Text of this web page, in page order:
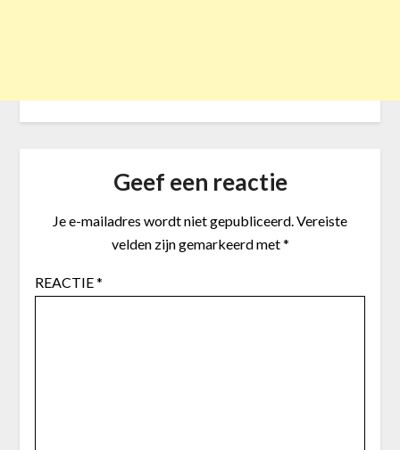
Geef een reactie
Je e-mailadres wordt niet gepubliceerd.Vereiste
velden zijn gemarkeerd met*
REACTIE*